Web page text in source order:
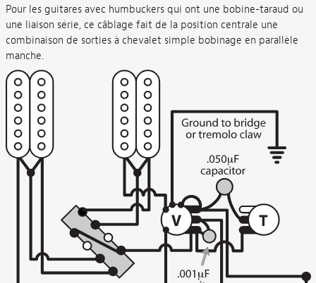
Pour les guitares avec humbuckers qui ont une bobine-taraud ou
une liaison série, ce câblage fait de la position centrale une
combinaison de sorties à chevalet simple bobinage en parallèle
manche.